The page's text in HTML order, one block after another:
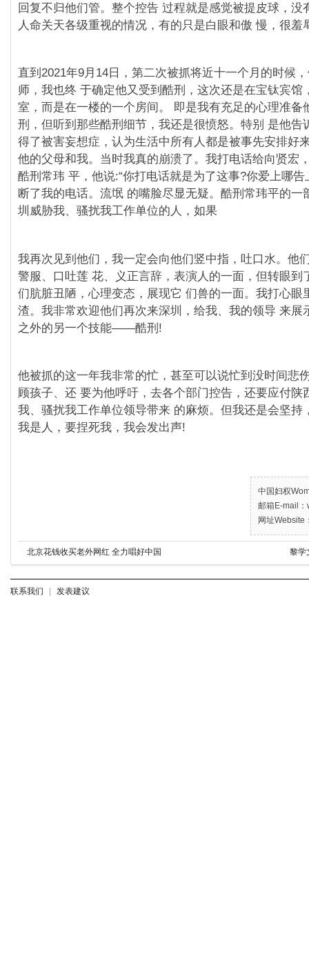
回复不归他们管。整个控告 过程就是感觉被提皮球，没
人命关天各级重视的情况，有的只是白眼和傲 慢，很羞
直到2021年9月14日，第二次被抓将近十一个月的时候
师，我也终 于确定他又受到酷刑，这次还是在宝钛宾馆
室，而是在一楼的一个房间。 即是我有充足的心理准备
刑，但听到那些酷刑细节，我还是很愤怒。特别 是他告
得了被害妄想症，认为生活中所有人都是被事先安排好
他的父母和我。当时我真的崩溃了。我打电话给向贤宏
酷刑常玮 平，他说:“你打电话就是为了这事?你爱上哪告
断了我的电话。流氓 的嘴脸尽显无疑。酷刑常玮平的一
圳威胁我、骚扰我工作单位的人，如果
我再次⻅到他们，我一定会向他们竖中指，吐口水。他
警服、口吐莲 花、义正言辞，表演人的一面，但转眼到
们肮脏丑陋，心理变态，展现它 们兽的一面。我打心眼
渣。我非常欢迎他们再次来深圳，给我、我的领导 来展
之外的另一个技能——酷刑!
他被抓的这一年我非常的忙，甚至可以说忙到没时间悲
顾孩子、还 要为他呼吁，去各个部⻔控告，还要应付陕
我、骚扰我工作单位领导带来 的麻烦。但我还是会坚持
我是人，要捏死我，我会发出声!
中国妇权
邮箱E-mail
网址Website
北京花钱收买老外网红 全力唱好中国 黎学
联系我们 发表建议